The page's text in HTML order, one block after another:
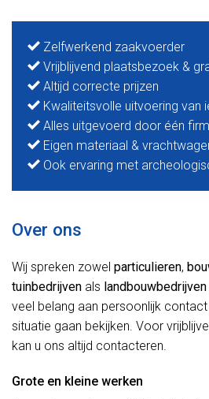
Zelfwerkend zaakvoerder
Vrijblijvend plaatsbezoek &
Altijd correcte prijzen
Kwaliteitsvolle uitvoering van
Alles uitgevoerd door één
Eigen materiaal &
Ook ervaring met
Over ons
Wij spreken zowel particulieren,
tuinbedrijven als landbouwbedrijven
veel belang aan persoonlijk
situatie gaan bekijken. Voor
kan u ons altijd contacteren.
Grote en kleine werken